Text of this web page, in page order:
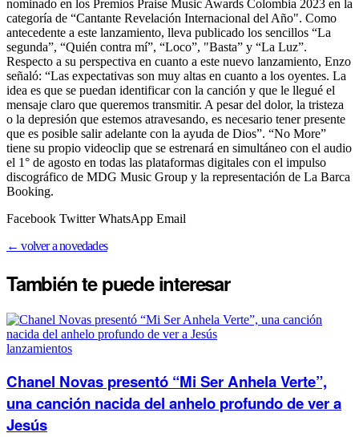
nominado en los Premios Praise Music Awards Colombia 2023 en la
categoría de “Cantante Revelación Internacional del Año". Como
antecedente a este lanzamiento, lleva publicado los sencillos “La
segunda”, “Quién contra mí”, “Loco”, "Basta” y “La Luz”.
Respecto a su perspectiva en cuanto a este nuevo lanzamiento, Enzo
señaló: “Las expectativas son muy altas en cuanto a los oyentes. La
idea es que se puedan identificar con la canción y que le llegué el
mensaje claro que queremos transmitir. A pesar del dolor, la tristeza
o la depresión que estemos atravesando, es necesario tener presente
que es posible salir adelante con la ayuda de Dios”. “No More”
tiene su propio videoclip que se estrenará en simultáneo con el audio
el 1° de agosto en todas las plataformas digitales con el impulso
discográfico de MDG Music Group y la representación de La Barca
Booking.
Facebook Twitter WhatsApp Email
← volver a novedades
También te puedeinteresar
lanzamientos
Chanel Novas presentó “Mi Ser Anhela Verte”,
una canción nacida del anhelo profundo de ver a
Jesús